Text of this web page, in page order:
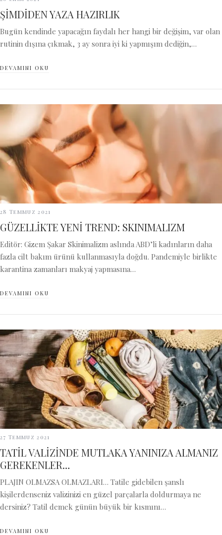
ŞİMDİDEN YAZA HAZIRLIK
Bugün kendinde yapacağın faydalı her hangi bir değişim, var olan
rutinin dışına çıkmak, 3 ay sonra iyi ki yapmışım dediğin,…
DEVAMINI OKU
28 Temmuz 2021
GÜZELLİKTE YENİ TREND: SKINIMALIZM
Editör: Gizem Şakar Skinimalizm aslında ABD’li kadınların daha
fazla cilt bakım ürünü kullanmasıyla doğdu. Pandemiyle birlikte
karantina zamanları makyaj yapmasına…
DEVAMINI OKU
27 Temmuz 2021
TATİL VALİZİNDE MUTLAKA YANINIZA ALMANIZ
GEREKENLER…
PLAJIN OLMAZSA OLMAZLARI… Tatile gidebilen şanslı
kişilerdenseniz valizinizi en güzel parçalarla doldurmaya ne
dersiniz? Tatil demek günün büyük bir kısmını…
DEVAMINI OKU